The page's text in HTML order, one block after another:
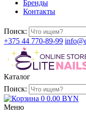
Бренды
Контакты
Поиск:
+375 44 770-89-99
Каталог
Поиск:
0 0.00 BYN
Меню